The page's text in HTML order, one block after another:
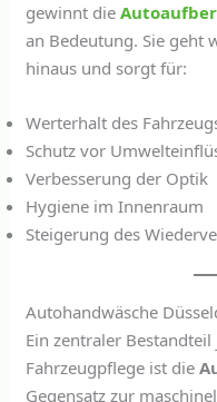
gewinnt die
an Bedeutung. Sie geht
hinaus und sorgt für:
Werterhalt des
Schutz vor
Verbesserung der Optik
Hygiene im Innenraum
Steigerung des
Autohandwäsche
Ein zentraler
Fahrzeugpflege ist die
Gegensatz zur